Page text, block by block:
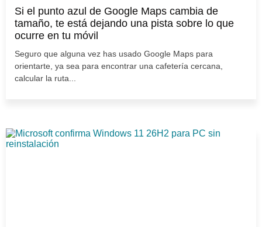
Si el punto azul de Google Maps cambia de
tamaño, te está dejando una pista sobre lo que
ocurre en tu móvil
Seguro que alguna vez has usado Google Maps para
orientarte, ya sea para encontrar una cafetería cercana,
calcular la ruta...